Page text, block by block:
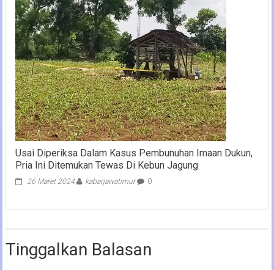
Usai Diperiksa Dalam Kasus Pembunuhan Imaan Dukun,
Pria Ini Ditemukan Tewas Di Kebun Jagung
26 Maret 2024 kabarjawatimur 0
Tinggalkan Balasan